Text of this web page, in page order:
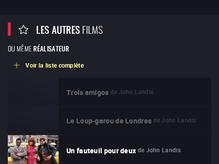
LES AUTRESFILMS
DU MÊME RÉALISATEUR
Voir la liste complète
Trois amigos de John Landis
Le Loup-garou de Londres de John Landis
Un fauteuil pour deux de John Landis